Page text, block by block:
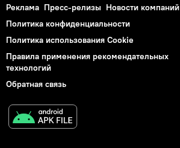
Реклама Пресс-релизы Новости компаний
Политика конфиденциальности
Политика использования Cookie
Правила применения рекомендательных
технологий
Обратная связь